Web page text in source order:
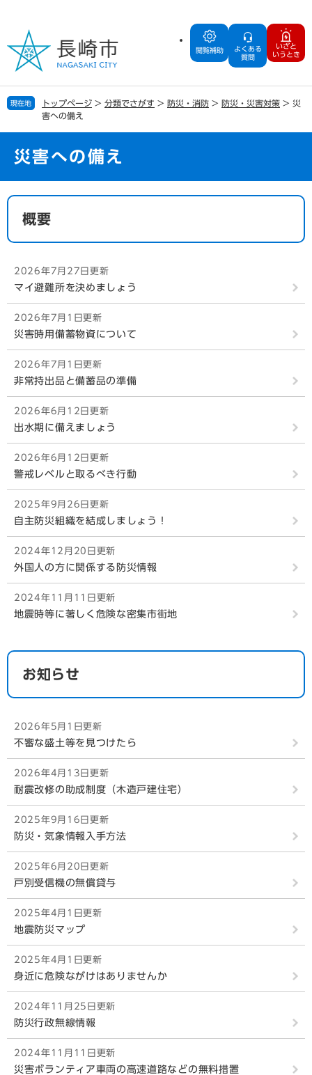
の
で
す
ー
ば
し
閲覧補助
よくある
質問
いざと
いうとき
現在地 トップページ > 分類でさがす > 防災・消防 > 防災・災害対策 > 災
害への備え
災害への備え
本
概要
2026年7月27日更新
マイ避難所を決めましょう
2026年7月1日更新
災害時用備蓄物資について
2026年7月1日更新
非常持出品と備蓄品の準備
2026年6月12日更新
出水期に備えましょう
2026年6月12日更新
警戒レベルと取るべき行動
2025年9月26日更新
自主防災組織を結成しましょう！
2024年12月20日更新
外国人の方に関係する防災情報
2024年11月11日更新
地震時等に著しく危険な密集市街地
お知らせ
2026年5月1日更新
不審な盛土等を見つけたら
2026年4月13日更新
耐震改修の助成制度（木造戸建住宅）
2025年9月16日更新
防災・気象情報入手方法
2025年6月20日更新
戸別受信機の無償貸与
2025年4月1日更新
地震防災マップ
2025年4月1日更新
身近に危険ながけはありませんか
2024年11月25日更新
防災行政無線情報
2024年11月11日更新
災害ボランティア車両の高速道路などの無料措置